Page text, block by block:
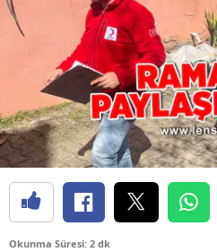
Okunma Süresi: 2 dk